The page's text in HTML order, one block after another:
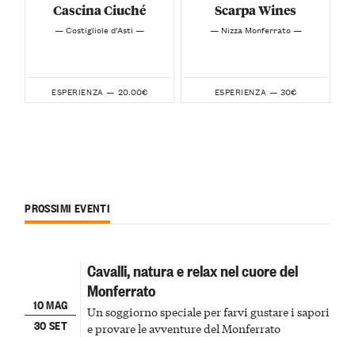
Cascina Ciuché
— Costigliole d’Asti —
ESPERIENZA — 20.00€
Scarpa Wines
— Nizza Monferrato —
ESPERIENZA — 30€
PROSSIMI EVENTI
10 MAG
30 SET
Cavalli, natura e relax nel cuore del
Monferrato
Un soggiorno speciale per farvi gustare i sapori
e provare le avventure del Monferrato